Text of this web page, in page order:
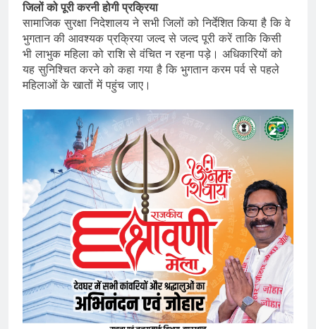
जिलों को पूरी करनी होगी प्रक्रिया
सामाजिक सुरक्षा निदेशालय ने सभी जिलों को निर्देशित किया है कि वे
भुगतान की आवश्यक प्रक्रिया जल्द से जल्द पूरी करें ताकि किसी
भी लाभुक महिला को राशि से वंचित न रहना पड़े। अधिकारियों को
यह सुनिश्चित करने को कहा गया है कि भुगतान करम पर्व से पहले
महिलाओं के खातों में पहुंच जाए।